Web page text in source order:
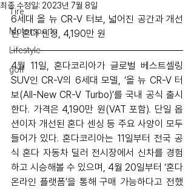
Tire
Motorsports
Lifestyle
golf
최종 수정일: 2023년 7월 8일
6세대 올 뉴 CR-V 터보, 넓어진 공간과 개선
된 혼다 센싱, 4,190만 원
4월 11일, 혼다코리아가 글로벌 베스트셀링
SUV인 CR-V의 6세대 모델, ‘올 뉴 CR-V 터
보(All-New CR-V Turbo)’를 국내 공식 출시
한다. 가격은 4,190만 원(VAT 포함). 단일 옵
션이자 개선된 혼다 센싱 등 주요 사양이 모두
들어가 있다. 혼다코리아는 11일부터 전국 공
식 혼다 자동차 딜러 전시장에서 신차를 경험
하고 시승해볼 수 있으며, 4월 20일부터 ‘혼다
온라인 플랫폼’을 통해 구매 가능하다고 전했